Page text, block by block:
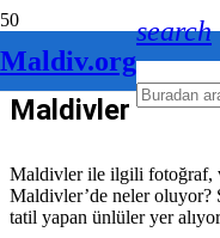
Maldiv.org
search
Maldivler
Maldivler ile ilgili fotoğraf,
Maldivler’de neler oluyor?
tatil yapan ünlüler yer